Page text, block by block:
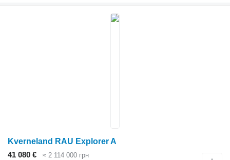
Kverneland RAU Explorer A
41 080 €
≈ 2 114 000 грн